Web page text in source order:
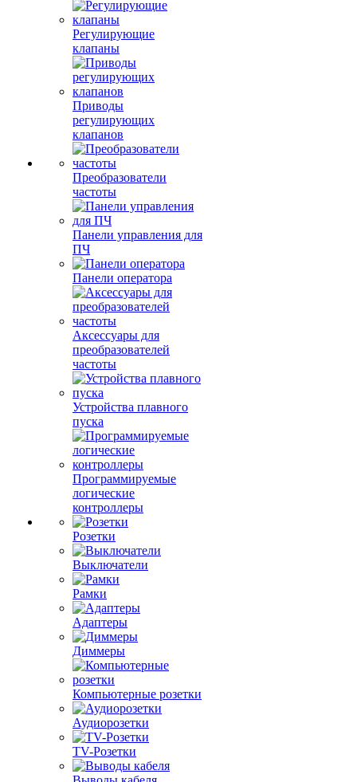
Регулирующие
клапаны
Приводы
регулирующих
клапанов
Преобразователи
частоты
Панели управления для
ПЧ
Панели оператора
Аксессуары для
преобразователей
частоты
Устройства плавного
пуска
Программируемые
логические
контроллеры
Розетки
Выключатели
Рамки
Адаптеры
Диммеры
Компьютерные розетки
Аудиорозетки
TV-Розетки